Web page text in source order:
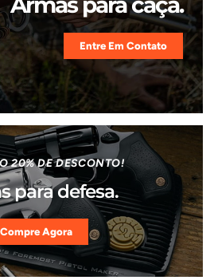
Entre Em Contato
20% DE DESCONTO!
para defesa.
Compre Agora